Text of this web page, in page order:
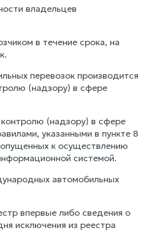
владельцев
в течение срока, на
перевозок производится
(надзору) в сфере
(надзору) в сфере
указанными в пункте 8
к осуществлению
системой.
автомобильных
впервые либо сведения о
исключения из реестра